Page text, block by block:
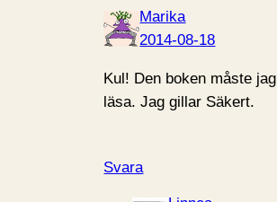
Marika
2014-08-18
Kul! Den boken måste jag
läsa. Jag gillar Säkert.
Svara